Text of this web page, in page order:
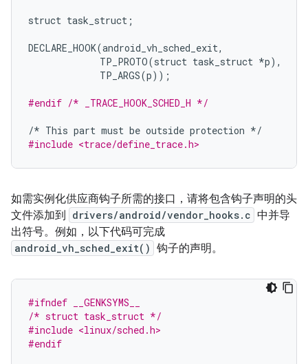
struct task_struct ;
DECLARE_HOOK(android_vh_sched_exit,
TP_PROTO(struct task_struct *p),
TP_ARGS(p));
#endif /* _TRACE_HOOK_SCHED_H */
/* This part must be outside protection */
#include <trace/define_trace.h>
如需实例化供应商钩子所需的接口，请将包含钩子声明的头
文件添加到
drivers/android/vendor_hooks.c 中并导
出符号。例如，以下代码可完成
android_vh_sched_exit() 钩子的声明。
#ifndef __GENKSYMS__
/* struct task_struct */
#include <linux/sched.h>
#endif